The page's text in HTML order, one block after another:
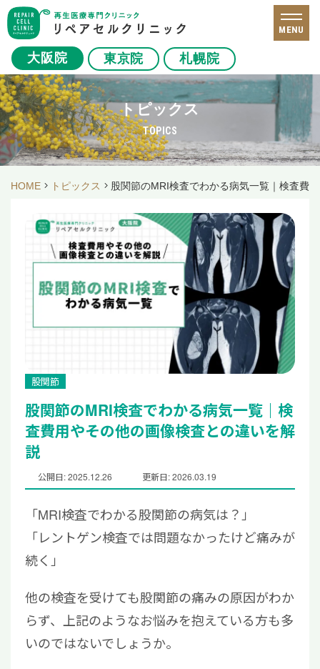
大阪院 東京院 札幌院
MENU
トピックス
TOPICS
HOME トピックス 股関節のMRI検査でわかる病気一覧｜検査費
股関節
股関節のMRI検査でわかる病気一覧｜検
査費用やその他の画像検査との違いを解
説
公開日: 2025.12.26 更新日: 2026.03.19
「MRI検査でわかる股関節の病気は？」
「レントゲン検査では問題なかったけど痛みが
続く」
他の検査を受けても股関節の痛みの原因がわか
らず、上記のようなお悩みを抱えている方も多
いのではないでしょうか。